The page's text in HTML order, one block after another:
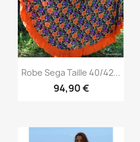
 Aperçu rapide
Robe Sega Taille 40/42...
94,90 €